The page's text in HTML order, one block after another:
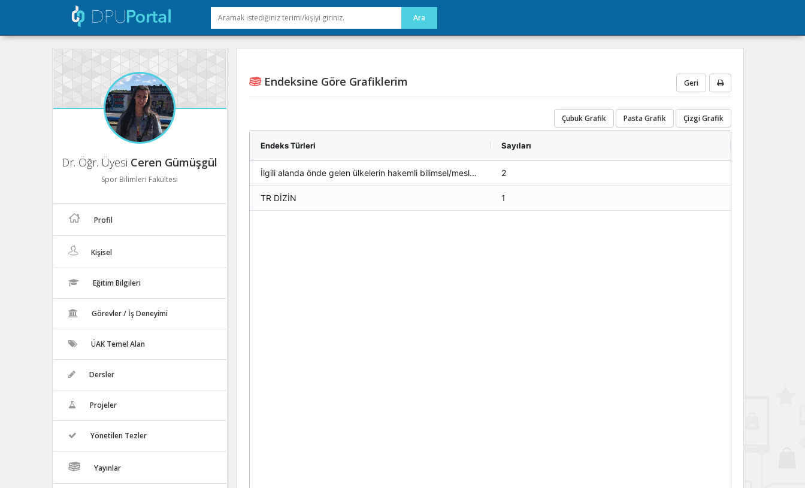
Dr. Öğr. Üyesi Ceren Gümüşgül
Spor Bilimleri Fakültesi
Profil
Kişisel
Eğitim Bilgileri
Görevler / İş Deneyimi
ÜAK Temel Alan
Dersler
Projeler
Yönetilen Tezler
Yayınlar
Endeksine Göre Grafiklerim Geri
Çubuk Grafik Pasta Grafik Çizgi Grafik
Endeks Türleri Sayıları
İlgili alanda önde gelen ülkelerin hakemli bilimsel/mesleki dergilerinde yayımlanmış tam makale 2
TR DİZİN 1